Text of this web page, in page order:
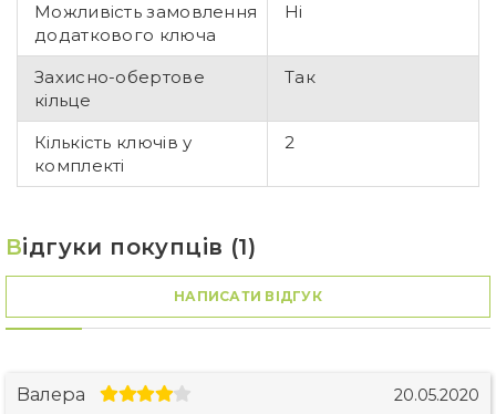
Можливість замовлення
додаткового ключа
Ні
Захисно-обертове
кільце
Так
Кількість ключів у
комплекті
2
Відгуки покупців (1)
НАПИСАТИ ВІДГУК
Валера 20.05.2020